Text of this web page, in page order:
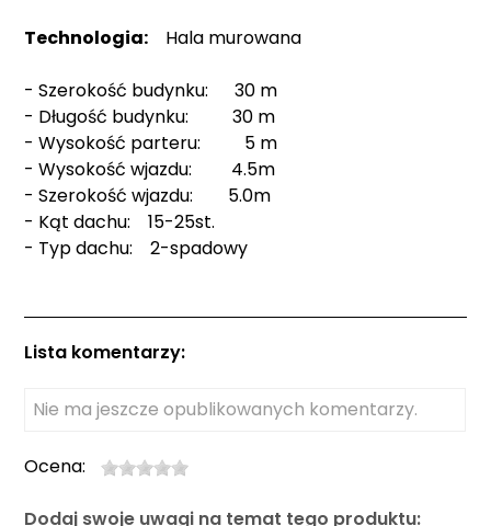
Technologia: Hala murowana
- Szerokość budynku: 30 m
- Długość budynku: 30 m
- Wysokość parteru: 5 m
- Wysokość wjazdu: 4.5m
- Szerokość wjazdu: 5.0m
- Kąt dachu: 15-25st.
- Typ dachu: 2-spadowy
Lista komentarzy:
Nie ma jeszcze opublikowanych komentarzy.
Ocena:
Dodaj swoje uwagi na temat tego produktu: